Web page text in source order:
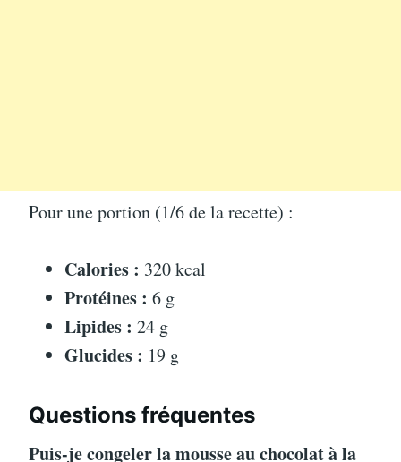
Pour une portion (1/6 de la recette) :
Calories : 320 kcal
Protéines : 6 g
Lipides : 24 g
Glucides : 19 g
Questions fréquentes
Puis-je congeler la mousse au chocolat à la